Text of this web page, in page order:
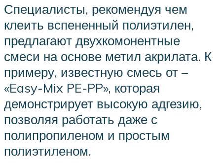
Специалисты, рекомендуя чем
клеить вспененный полиэтилен,
предлагают двухкомонентные
смеси на основе метил акрилата. К
примеру, известную смесь от –
«Easy-Mix PE-PP», которая
демонстрирует высокую адгезию,
позволяя работать даже с
полипропиленом и простым
полиэтиленом.